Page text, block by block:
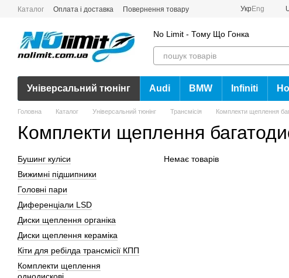
Перейти до основного контенту
Каталог Оплата і доставка Повернення товару УкрEng
No Limit - Тому Що Гонка
Універсальний тюнінг Audi BMW Infiniti
Головна Каталог Універсальний тюнінг Трансмісія Комплекти щеплення
Комплекти щеплення
Немає товарів
Бушинг куліси
Вижимні підшипники
Головні пари
Диференціали LSD
Диски щеплення органіка
Диски щеплення кераміка
Кіти для ребілда трансмісії КПП
Комплекти щеплення